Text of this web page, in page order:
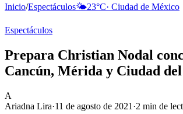
Inicio/Espectáculos🌤️23°C· Ciudad de México
Espectáculos
Prepara Christian Nodal
Cancún, Mérida y Ciudad
A
Ariadna Lira·11 de agosto de 2021 ·2 min de